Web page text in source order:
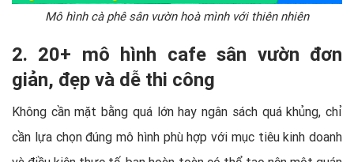
Mô hình cà phê sân vườn hoà mình với thiên nhiên
2. 20+ mô hình cafe sân vườn đơn
giản, đẹp và dễ thi công
Không cần mặt bằng quá lớn hay ngân sách quá khủng, chỉ
cần lựa chọn đúng mô hình phù hợp với mục tiêu kinh doanh